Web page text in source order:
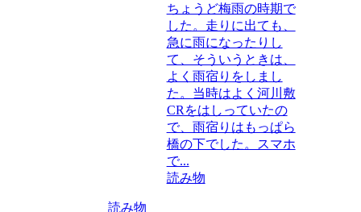
ちょうど梅雨の時期で
した。走りに出ても、
急に雨になったりし
て、そういうときは、
よく雨宿りをしまし
た。当時はよく河川敷
CRをはしっていたの
で、雨宿りはもっぱら
橋の下でした。スマホ
で...
読み物
読み物